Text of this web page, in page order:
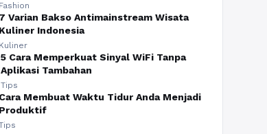
Fashion
7 Varian Bakso Antimainstream Wisata
Kuliner Indonesia
Kuliner
5 Cara Memperkuat Sinyal WiFi Tanpa
Aplikasi Tambahan
Tips
Cara Membuat Waktu Tidur Anda Menjadi
Produktif